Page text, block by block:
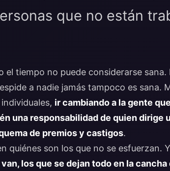
que no están
el tiempo no puede considerarse sana.
a nadie jamás tampoco es sana.
ir cambiando a la gente
una responsabilidad de quien dirige
de premios y castigos.
quiénes son los que no se esfuerzan.
los que se dejan todo en la cancha